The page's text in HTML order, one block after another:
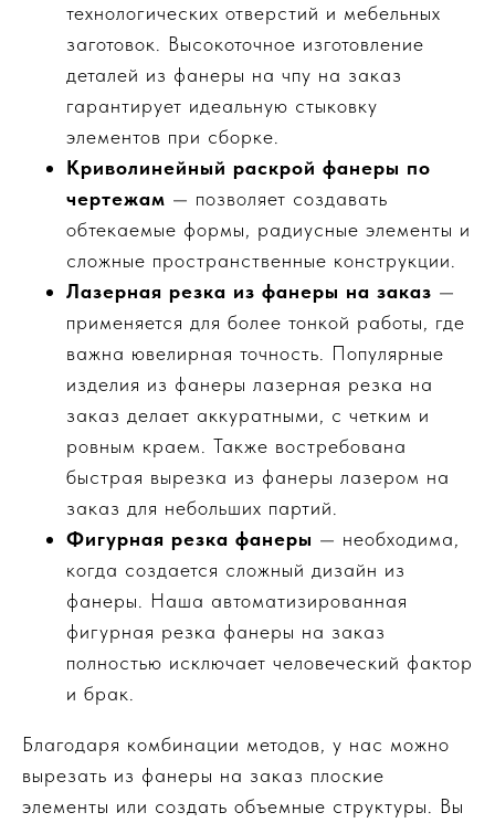
технологических отверстий и мебельных
заготовок. Высокоточное изготовление
деталей из фанеры на чпу на заказ
гарантирует идеальную стыковку
элементов при сборке.
Криволинейный раскрой фанеры по
чертежам — позволяет создавать
обтекаемые формы, радиусные элементы и
сложные пространственные конструкции.
Лазерная резка из фанеры на заказ —
применяется для более тонкой работы, где
важна ювелирная точность. Популярные
изделия из фанеры лазерная резка на
заказ делает аккуратными, с четким и
ровным краем. Также востребована
быстрая вырезка из фанеры лазером на
заказ для небольших партий.
Фигурная резка фанеры — необходима,
когда создается сложный дизайн из
фанеры. Наша автоматизированная
фигурная резка фанеры на заказ
полностью исключает человеческий фактор
и брак.
Благодаря комбинации методов, у нас можно
вырезать из фанеры на заказ плоские
элементы или создать объемные структуры. Вы